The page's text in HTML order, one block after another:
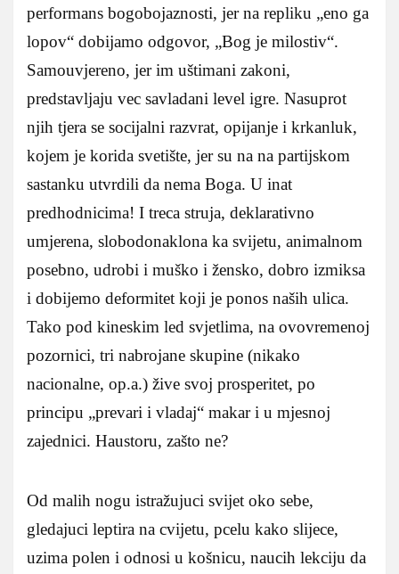
performans bogobojaznosti, jer na repliku „eno ga
lopov“ dobijamo odgovor, „Bog je milostiv“.
Samouvjereno, jer im uštimani zakoni,
predstavljaju vec savladani level igre. Nasuprot
njih tjera se socijalni razvrat, opijanje i krkanluk,
kojem je korida svetište, jer su na na partijskom
sastanku utvrdili da nema Boga. U inat
predhodnicima! I treca struja, deklarativno
umjerena, slobodonaklona ka svijetu, animalnom
posebno, udrobi i muško i žensko, dobro izmiksa
i dobijemo deformitet koji je ponos naših ulica.
Tako pod kineskim led svjetlima, na ovovremenoj
pozornici, tri nabrojane skupine (nikako
nacionalne, op.a.) žive svoj prosperitet, po
principu „prevari i vladaj“ makar i u mjesnoj
zajednici. Haustoru, zašto ne?
Od malih nogu istražujuci svijet oko sebe,
gledajuci leptira na cvijetu, pcelu kako slijece,
uzima polen i odnosi u košnicu, naucih lekciju da